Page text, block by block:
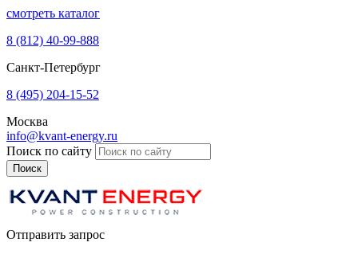
смотреть каталог
8 (812) 40-99-888
Санкт-Петербург
8 (495) 204-15-52
Москва
info@kvant-energy.ru
Поиск по сайту
Отправить запрос